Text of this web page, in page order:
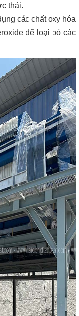
thải.
các chất oxy hóa
để loại bỏ các